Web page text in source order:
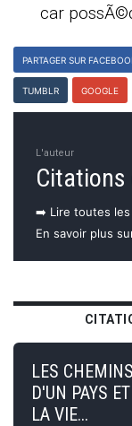
car
PARTAGER SUR
TUMBLR GOOGLE
L'auteur
Citations
➡️ Lire toutes les
En savoir plus
LES
D'UN PAYS
LA VIE...